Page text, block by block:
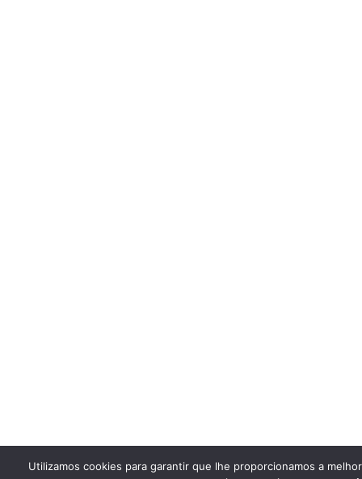
Utilizamos cookies para garantir que lhe proporcionamos a